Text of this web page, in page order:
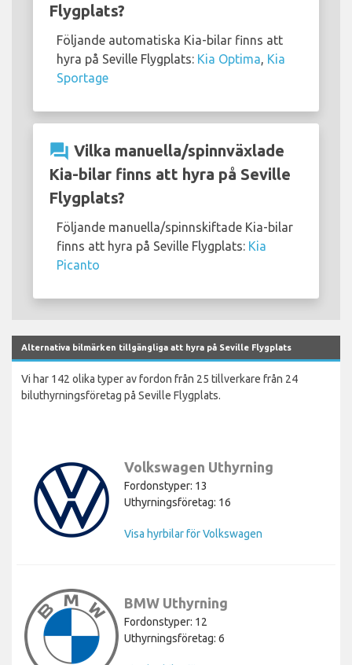
Flygplats?
Följande automatiska Kia-bilar finns att
hyra på Seville Flygplats: Kia Optima Kia
Sportage
question_answer Vilka manuella/spinnväxlade
Kia-bilar finns att hyra på Seville
Flygplats?
Följande manuella/spinnskiftade Kia-bilar
finns att hyra på Seville Flygplats: Kia
Picanto
Alternativa bilmärken tillgängliga att hyra på Seville Flygplats
Vi har 142 olika typer av fordon från 25 tillverkare från 24
biluthyrningsföretag på Seville Flygplats.
Volkswagen Uthyrning
Fordonstyper: 13
Uthyrningsföretag: 16
Visa hyrbilar för Volkswagen
BMW Uthyrning
Fordonstyper: 12
Uthyrningsföretag: 6